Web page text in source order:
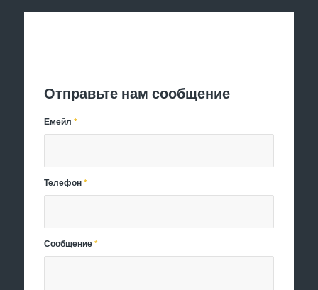
Отправьте нам сообщение
Емейл*
Телефон*
Сообщение*